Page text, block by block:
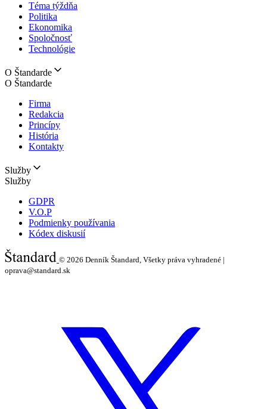
Téma týždňa
Politika
Ekonomika
Spoločnosť
Technológie
O Štandarde
O Štandarde
Firma
Redakcia
Princípy
História
Kontakty
Služby
Služby
GDPR
V.O.P
Podmienky používania
Kódex diskusií
© 2026 Denník Štandard, Všetky práva vyhradené |
oprava@standard.sk